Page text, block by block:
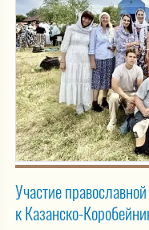
Участие
к Казанско-